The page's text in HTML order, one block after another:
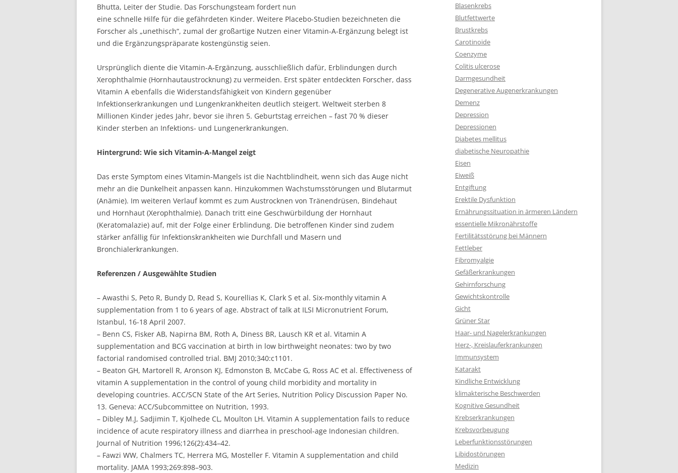
Bhutta, Leiter der Studie. Das Forschungsteam fordert nun
eine schnelle Hilfe für die gefährdeten Kinder. Weitere Placebo-Studien bezeichneten die
Forscher als „unethisch“, zumal der großartige Nutzen einer Vitamin-A-Ergänzung belegt ist
und die Ergänzungspräparate kostengünstig seien.
Ursprünglich diente die Vitamin-A-Ergänzung, ausschließlich dafür, Erblindungen durch
Xerophthalmie (Hornhautaustrocknung) zu vermeiden. Erst später entdeckten Forscher, dass
Vitamin A ebenfalls die Widerstandsfähigkeit von Kindern gegenüber
Infektionserkrankungen und Lungenkrankheiten deutlich steigert. Weltweit sterben 8
Millionen Kinder jedes Jahr, bevor sie ihren 5. Geburtstag erreichen – fast 70 % dieser
Kinder sterben an Infektions- und Lungenerkrankungen.
Hintergrund: Wie sich Vitamin-A-Mangel zeigt
Das erste Symptom eines Vitamin-Mangels ist die Nachtblindheit, wenn sich das Auge nicht
mehr an die Dunkelheit anpassen kann. Hinzukommen Wachstumsstörungen und Blutarmut
(Anämie). Im weiteren Verlauf kommt es zum Austrocknen von Tränendrüsen, Bindehaut
und Hornhaut (Xerophthalmie). Danach tritt eine Geschwürbildung der Hornhaut
(Keratomalazie) auf, mit der Folge einer Erblindung. Die betroffenen Kinder sind zudem
stärker anfällig für Infektionskrankheiten wie Durchfall und Masern und
Bronchialerkrankungen.
Referenzen / Ausgewählte Studien
– Awasthi S, Peto R, Bundy D, Read S, Kourellias K, Clark S et al. Six-monthly vitamin A
supplementation from 1 to 6 years of age. Abstract of talk at ILSI Micronutrient Forum,
Istanbul, 16-18 April 2007.
– Benn CS, Fisker AB, Napirna BM, Roth A, Diness BR, Lausch KR et al. Vitamin A
supplementation and BCG vaccination at birth in low birthweight neonates: two by two
factorial randomised controlled trial. BMJ 2010;340:c1101.
– Beaton GH, Martorell R, Aronson KJ, Edmonston B, McCabe G, Ross AC et al. Effectiveness of
vitamin A supplementation in the control of young child morbidity and mortality in
developing countries. ACC/SCN State of the Art Series, Nutrition Policy Discussion Paper No.
13. Geneva: ACC/Subcommittee on Nutrition, 1993.
– Dibley M.J, Sadjimin T, Kjolhede CL, Moulton LH. Vitamin A supplementation fails to reduce
incidence of acute respiratory illness and diarrhea in preschool-age Indonesian children.
Journal of Nutrition 1996;126(2):434–42.
– Fawzi WW, Chalmers TC, Herrera MG, Mosteller F. Vitamin A supplementation and child
mortality. JAMA 1993;269:898–903.
Blasenkrebs
Blutfettwerte
Brustkrebs
Carotinoide
Coenzyme
Colitis ulcerose
Darmgesundheit
Degenerative Augenerkrankungen
Demenz
Depression
Depressionen
Diabetes mellitus
diabetische Neuropathie
Eisen
Eiweiß
Entgiftung
Erektile Dysfunktion
Ernährungssituation in ärmeren Ländern
essentielle Mikronährstoffe
Fertilitätsstörung bei Männern
Fettleber
Fibromyalgie
Gefäßerkrankungen
Gehirnforschung
Gewichtskontrolle
Gicht
Grüner Star
Haar- und Nagelerkrankungen
Herz-, Kreislauferkrankungen
Immunsystem
Katarakt
Kindliche Entwicklung
klimakterische Beschwerden
Kognitive Gesundheit
Krebserkrankungen
Krebsvorbeugung
Leberfunktionsstörungen
Libidostörungen
Medizin